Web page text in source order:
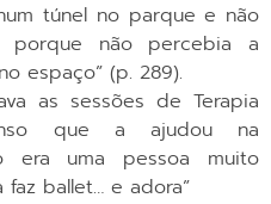
túnel no parque e não
porque não percebia a
espaço” (p. 289).
as sessões de Terapia
que a ajudou na
era uma pessoa muito
ballet… e adora”